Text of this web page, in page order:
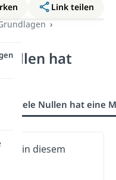
Link teilen
hat
Wie viele Nullen hat eine
in diesem